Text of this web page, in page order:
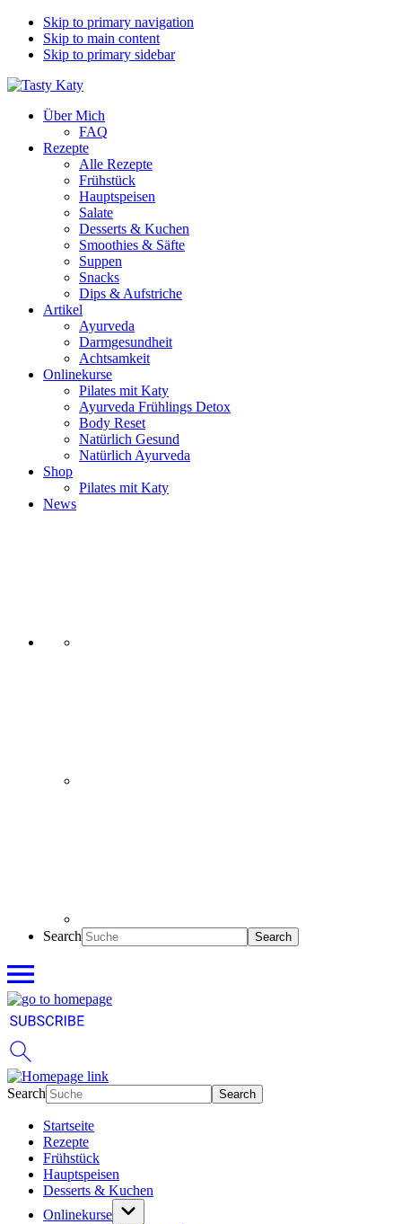
Skip to primary navigation
Skip to main content
Skip to primary sidebar
Über Mich
FAQ
Rezepte
Alle Rezepte
Frühstück
Hauptspeisen
Salate
Desserts & Kuchen
Smoothies & Säfte
Suppen
Snacks
Dips & Aufstriche
Artikel
Ayurveda
Darmgesundheit
Achtsamkeit
Onlinekurse
Pilates mit Katy
Ayurveda Frühlings Detox
Body Reset
Natürlich Gesund
Natürlich Ayurveda
Shop
Pilates mit Katy
News
Search
Search
Startseite
Rezepte
Frühstück
Hauptspeisen
Desserts & Kuchen
Onlinekurse